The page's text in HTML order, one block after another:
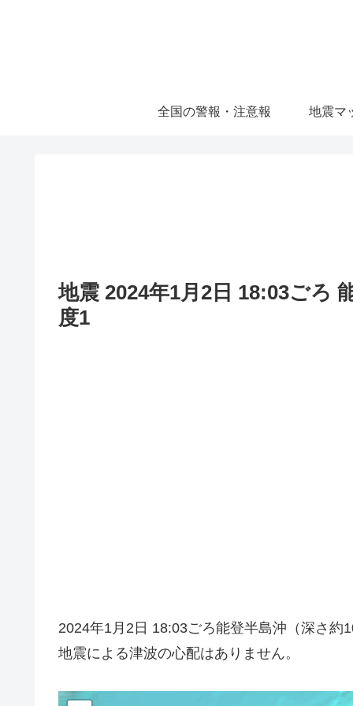
全国の警報・注意報 地震マ
地震 2024年1月2日 18:03ごろ
度1
2024年1月2日 18:03ごろ能登半島沖（深さ
地震による津波の心配はありません。